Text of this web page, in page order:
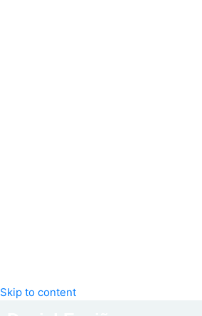
Skip to content